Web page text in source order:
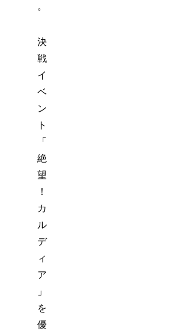
。
決
戦
イ
ベ
ン
ト
「
絶
望
！
カ
ル
デ
ィ
ア
」
を
優